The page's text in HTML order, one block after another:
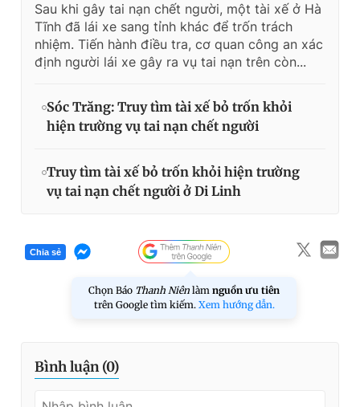
Sau khi gây tai nạn chết người, một tài xế ở Hà
Tĩnh đã lái xe sang tỉnh khác để trốn trách
nhiệm. Tiến hành điều tra, cơ quan công an xác
định người lái xe gây ra vụ tai nạn trên còn...
Sóc Trăng: Truy tìm tài xế bỏ trốn khỏi
hiện trường vụ tai nạn chết người
Truy tìm tài xế bỏ trốn khỏi hiện trường
vụ tai nạn chết người ở Di Linh
Chia sẻ
Chọn Báo Thanh Niên làm nguồn ưu tiên
trên Google tìm kiếm. Xem hướng dẫn.
Bình luận (0)